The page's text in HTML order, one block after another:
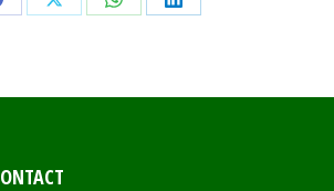
Share Share Share